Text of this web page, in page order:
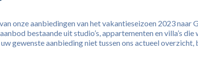
onze aanbiedingen van het vakantieseizoen 2023 naar
bestaande uit studio’s, appartementen en villa’s die
gewenste aanbieding niet tussen ons actueel overzicht,